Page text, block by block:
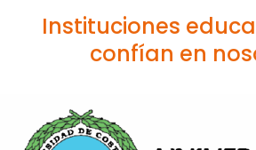
Instituciones
confían en